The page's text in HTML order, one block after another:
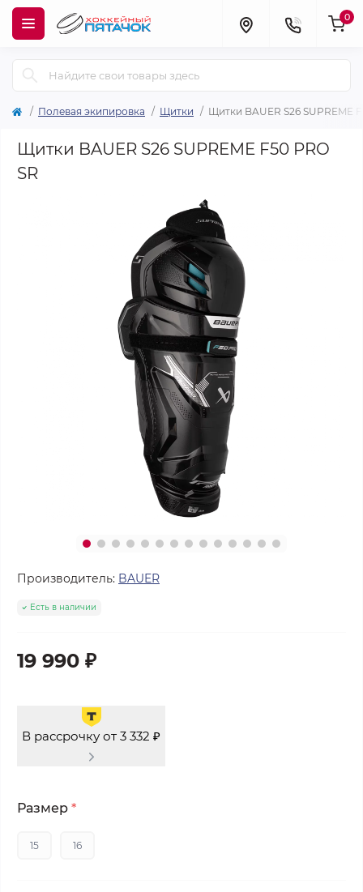
0
Полевая экипировка Щитки Щитки BAUER S26 SUPREME
Щитки BAUER S26 SUPREME F50 PRO
SR
Производитель: BAUER
Есть в наличии
19 990 ₽
В рассрочку от 3 332 ₽
Размер *
15 16